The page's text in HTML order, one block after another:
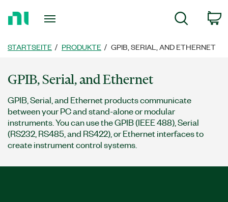
zur
Suche
STARTSEITE PRODUKTE GPIB, SERIAL, AND ETHERNET
GPIB, Serial, and Ethernet
GPIB, Serial, and Ethernet products communicate
between your PC and stand-alone or modular
instruments. You can use the GPIB (IEEE 488), Serial
(RS232, RS485, and RS422), or Ethernet interfaces to
create instrument control systems.